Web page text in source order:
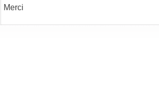
Merci